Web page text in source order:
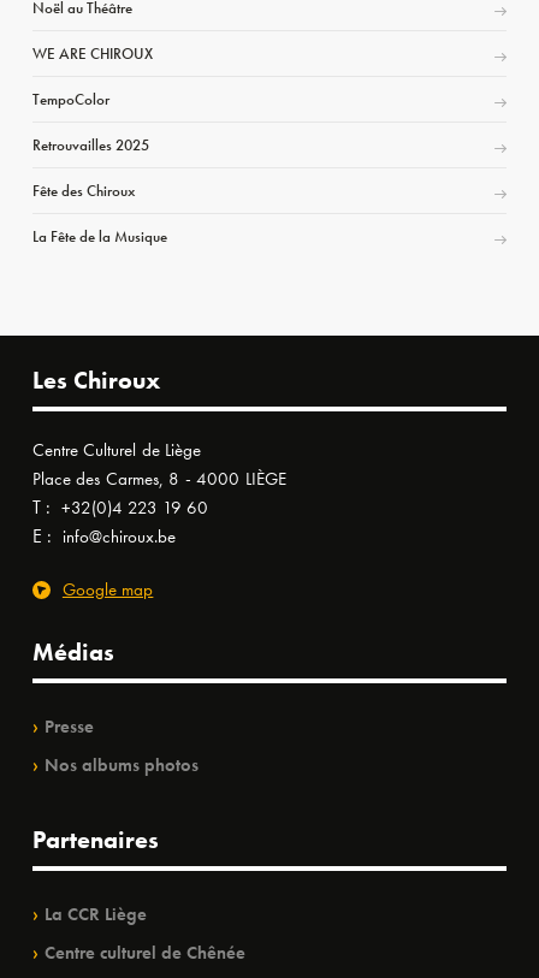
Noël au Théâtre
WE ARE CHIROUX
TempoColor
Retrouvailles 2025
Fête des Chiroux
La Fête de la Musique
Les Chiroux
Centre Culturel de Liège
Place des Carmes, 8 - 4000 LIÈGE
T : +32(0)4 223 19 60
E : info@chiroux.be
Google map
Médias
Presse
Nos albums photos
Partenaires
La CCR Liège
Centre culturel de Chênée